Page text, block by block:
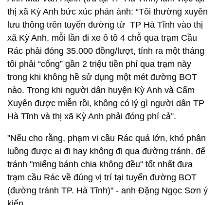
thị xã Kỳ Anh bức xúc phản ánh: “Tôi thường xuyên
lưu thông trên tuyến đường từ TP Hà Tĩnh vào thị
xã Kỳ Anh, mỗi lần đi xe ô tô 4 chỗ qua trạm Cầu
Rác phải đóng 35.000 đồng/lượt, tính ra một tháng
tôi phải “cống” gần 2 triệu tiền phí qua trạm này
trong khi không hề sử dụng một mét đường BOT
nào. Trong khi người dân huyện Kỳ Anh và Cẩm
Xuyên được miễn rồi, không có lý gì người dân TP
Hà Tĩnh và thị xã Kỳ Anh phải đóng phí cả”.
"Nếu cho rằng, phạm vi cầu Rác quá lớn, khó phân
luồng được ai đi hay không đi qua đường tránh, để
tránh "miếng bánh chia không đều" tốt nhất đưa
trạm cầu Rác về đúng vị trí tại tuyến đường BOT
(đường tránh TP. Hà Tĩnh)" - anh Đặng Ngọc Sơn ý